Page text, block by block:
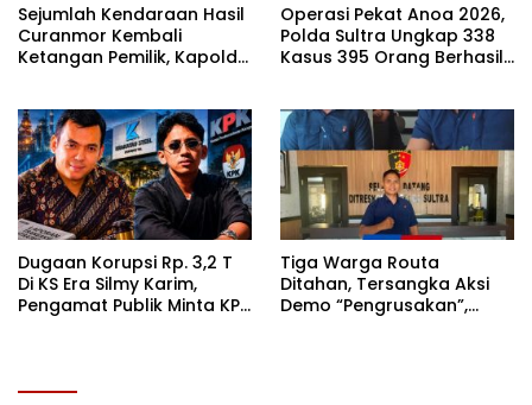
Sejumlah Kendaraan Hasil
Curanmor Kembali
Ketangan Pemilik, Kapolda
Operasi Pekat Anoa 2026,
Polda Sultra Ungkap 338
Kasus 395 Orang Berhasil
Dugaan Korupsi Rp. 3,2 T
Di KS Era Silmy Karim,
Pengamat Publik Minta KPK
Tiga Warga Routa
Ditahan, Tersangka Aksi
Demo “Pengrusakan”,